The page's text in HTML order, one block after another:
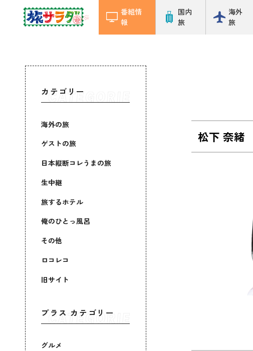
番組情
報
国内
旅
海外
旅
カテゴリー
海外の旅
ゲストの旅
日本縦断コレうまの旅
生中継
旅するホテル
俺のひとっ風呂
その他
ロコレコ
旧サイト
プラス カテゴリー
グルメ
松下 奈緒